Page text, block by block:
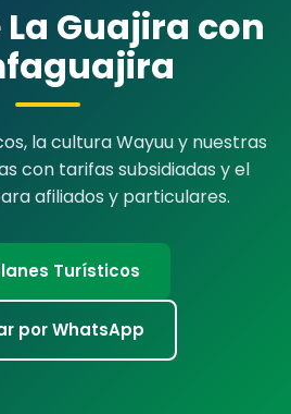
Guajira con
la cultura Wayuu y nuestras
con tarifas subsidiadas y el
afiliados y particulares.
Turísticos
por WhatsApp